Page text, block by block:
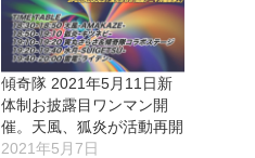
傾奇隊 2021年5月11日新
体制お披露目ワンマン開
催。天風、狐炎が活動再開
2021年5月7日